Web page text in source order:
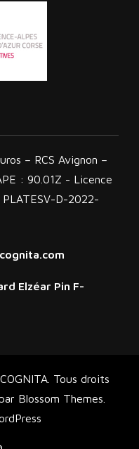
– RCS Avignon –
: 90.01Z - Licence
D-2022-
Elzéar Pin F-
. Tous droits
Blossom Themes